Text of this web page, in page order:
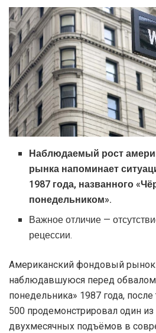
Наблюдаемый рост
рынка напоминает
1987 года, названного
понедельником».
Важное отличие —
рецессии.
Американский фондовый
наблюдавшуюся перед обвалом
понедельника» 1987 года, после
500 продемонстрировал один
двухмесячных подъёмов в